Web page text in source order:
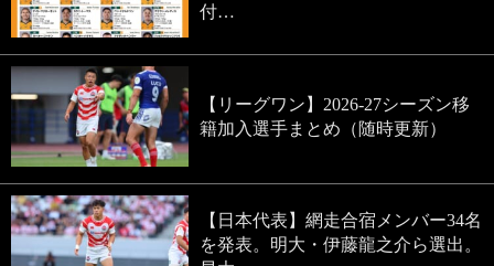
付…
【リーグワン】2026-27シーズン移
籍加入選手まとめ（随時更新）
【日本代表】網走合宿メンバー34名
を発表。明大・伊藤龍之介ら選出。